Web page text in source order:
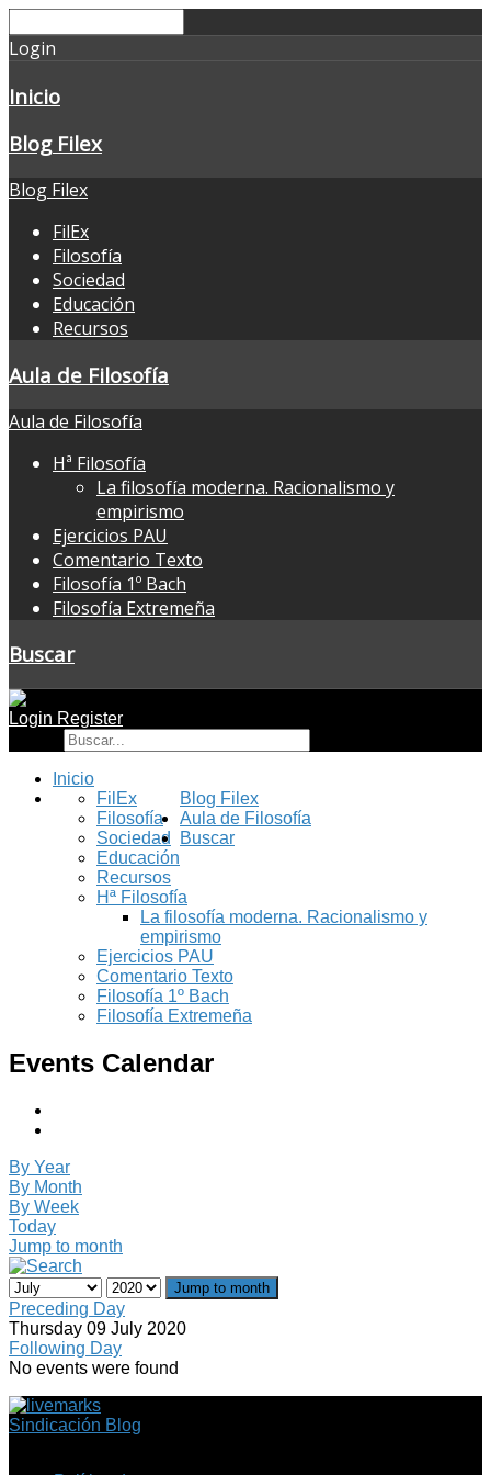
Login
Inicio
Blog Filex
Blog Filex
FilEx
Filosofía
Sociedad
Educación
Recursos
Aula de Filosofía
Aula de Filosofía
Hª Filosofía
La filosofía moderna. Racionalismo y
empirismo
Ejercicios PAU
Comentario Texto
Filosofía 1º Bach
Filosofía Extremeña
Buscar
Login Register
Inicio
Blog Filex
FilEx
Filosofía
Sociedad
Educación
Recursos
Aula de Filosofía
Hª Filosofía
La filosofía moderna. Racionalismo y
empirismo
Ejercicios PAU
Comentario Texto
Filosofía 1º Bach
Filosofía Extremeña
Buscar
Events Calendar
By Year
By Month
By Week
Today
Jump to month
Jump to month
Preceding Day
Thursday 09 July 2020
Following Day
No events were found
Sindicación Blog